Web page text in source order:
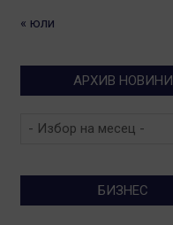
« юли
АРХИВ НОВИНИ
Архив
БИЗНЕС